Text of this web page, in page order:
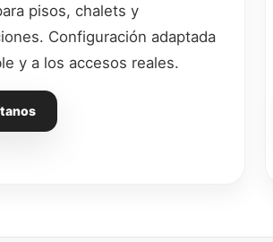
pisos, chalets y
Configuración adaptada
y a los accesos reales.